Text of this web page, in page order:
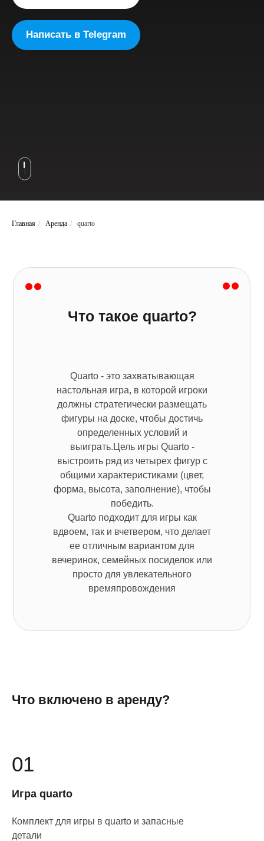
Написать в Telegram
Главная / Аренда / quarto
Что такое quarto?
Quarto - это захватывающая
настольная игра, в которой игроки
должны стратегически размещать
фигуры на доске, чтобы достичь
определенных условий и
выиграть.Цель игры Quarto -
выстроить ряд из четырех фигур с
общими характеристиками (цвет,
форма, высота, заполнение), чтобы
победить.
Quarto подходит для игры как
вдвоем, так и вчетвером, что делает
ее отличным вариантом для
вечеринок, семейных посиделок или
просто для увлекательного
времяпровождения
Что включено в аренду?
Игра quarto
Комплект для игры в quarto и запасные
детали
01